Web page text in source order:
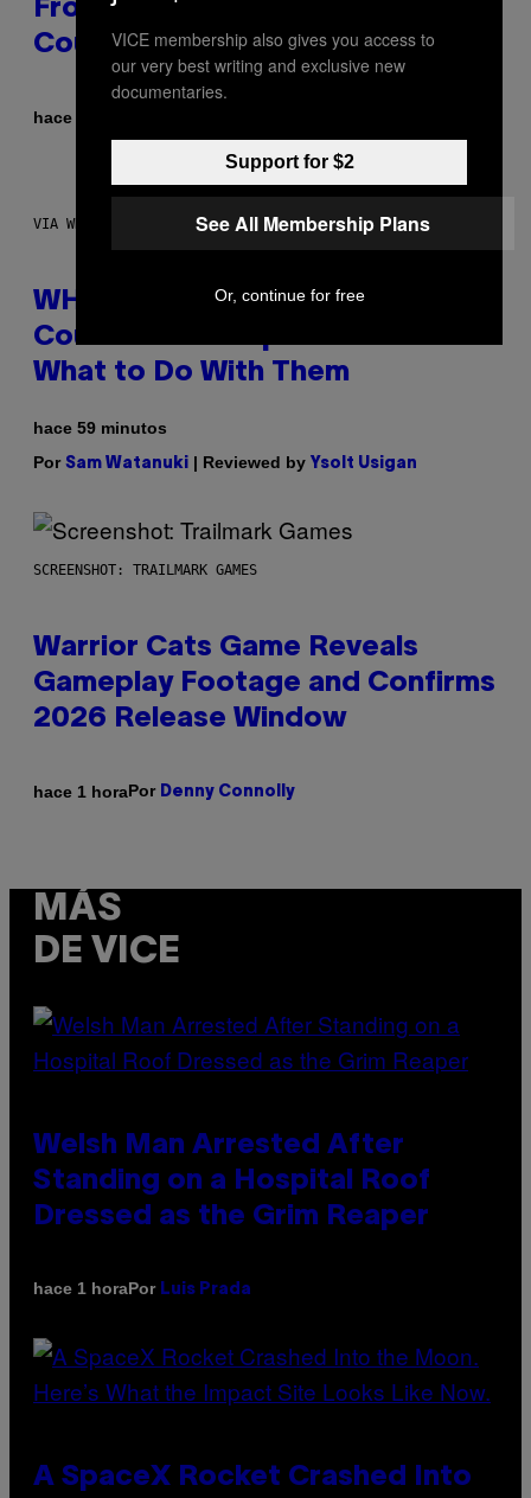
From This Iconic Hip-Hop Group
Could Become a Reality
hace 42 minutos
VIA WHOOP
WHOOP Is a ‘Wearable’ That
Counts Your Steps AND Tells You
What to Do With Them
hace 59 minutos
Por Sam Watanuki | Reviewed by Ysolt Usigan
SCREENSHOT: TRAILMARK GAMES
Warrior Cats Game Reveals
Gameplay Footage and Confirms
2026 Release Window
hace 1 horaPor Denny Connolly
MÁS
DE VICE
Welsh Man Arrested After
Standing on a Hospital Roof
Dressed as the Grim Reaper
hace 1 horaPor Luis Prada
A SpaceX Rocket Crashed Into
VICE membership also gives you access to
our very best writing and exclusive new
documentaries.
Support for $2
See All Membership Plans
Or, continue for free